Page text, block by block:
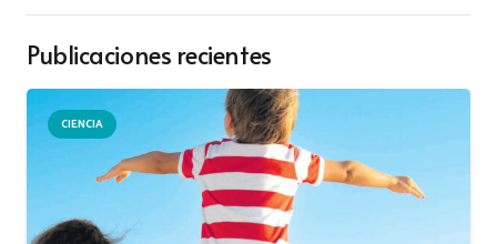
Publicaciones recientes
CIENCIA